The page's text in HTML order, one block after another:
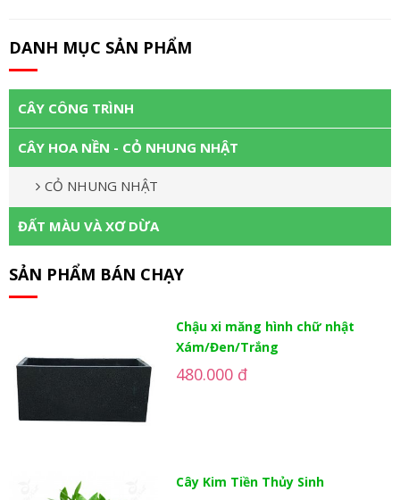
DANH MỤC SẢN PHẨM
CÂY CÔNG TRÌNH
CÂY HOA NỀN - CỎ NHUNG NHẬT
CỎ NHUNG NHẬT
ĐẤT MÀU VÀ XƠ DỪA
SẢN PHẨM BÁN CHẠY
Chậu xi măng hình chữ nhật
Xám/Đen/Trắng
480.000 đ
Cây Kim Tiền Thủy Sinh